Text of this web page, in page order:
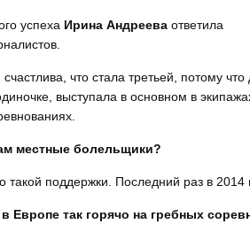
успеха Ирина Андреева ответила
что стала третьей, потому что
выступала в основном в
местные болельщики?
такой поддержки. Последний раз в 2014
в Европе так горячо на гребных